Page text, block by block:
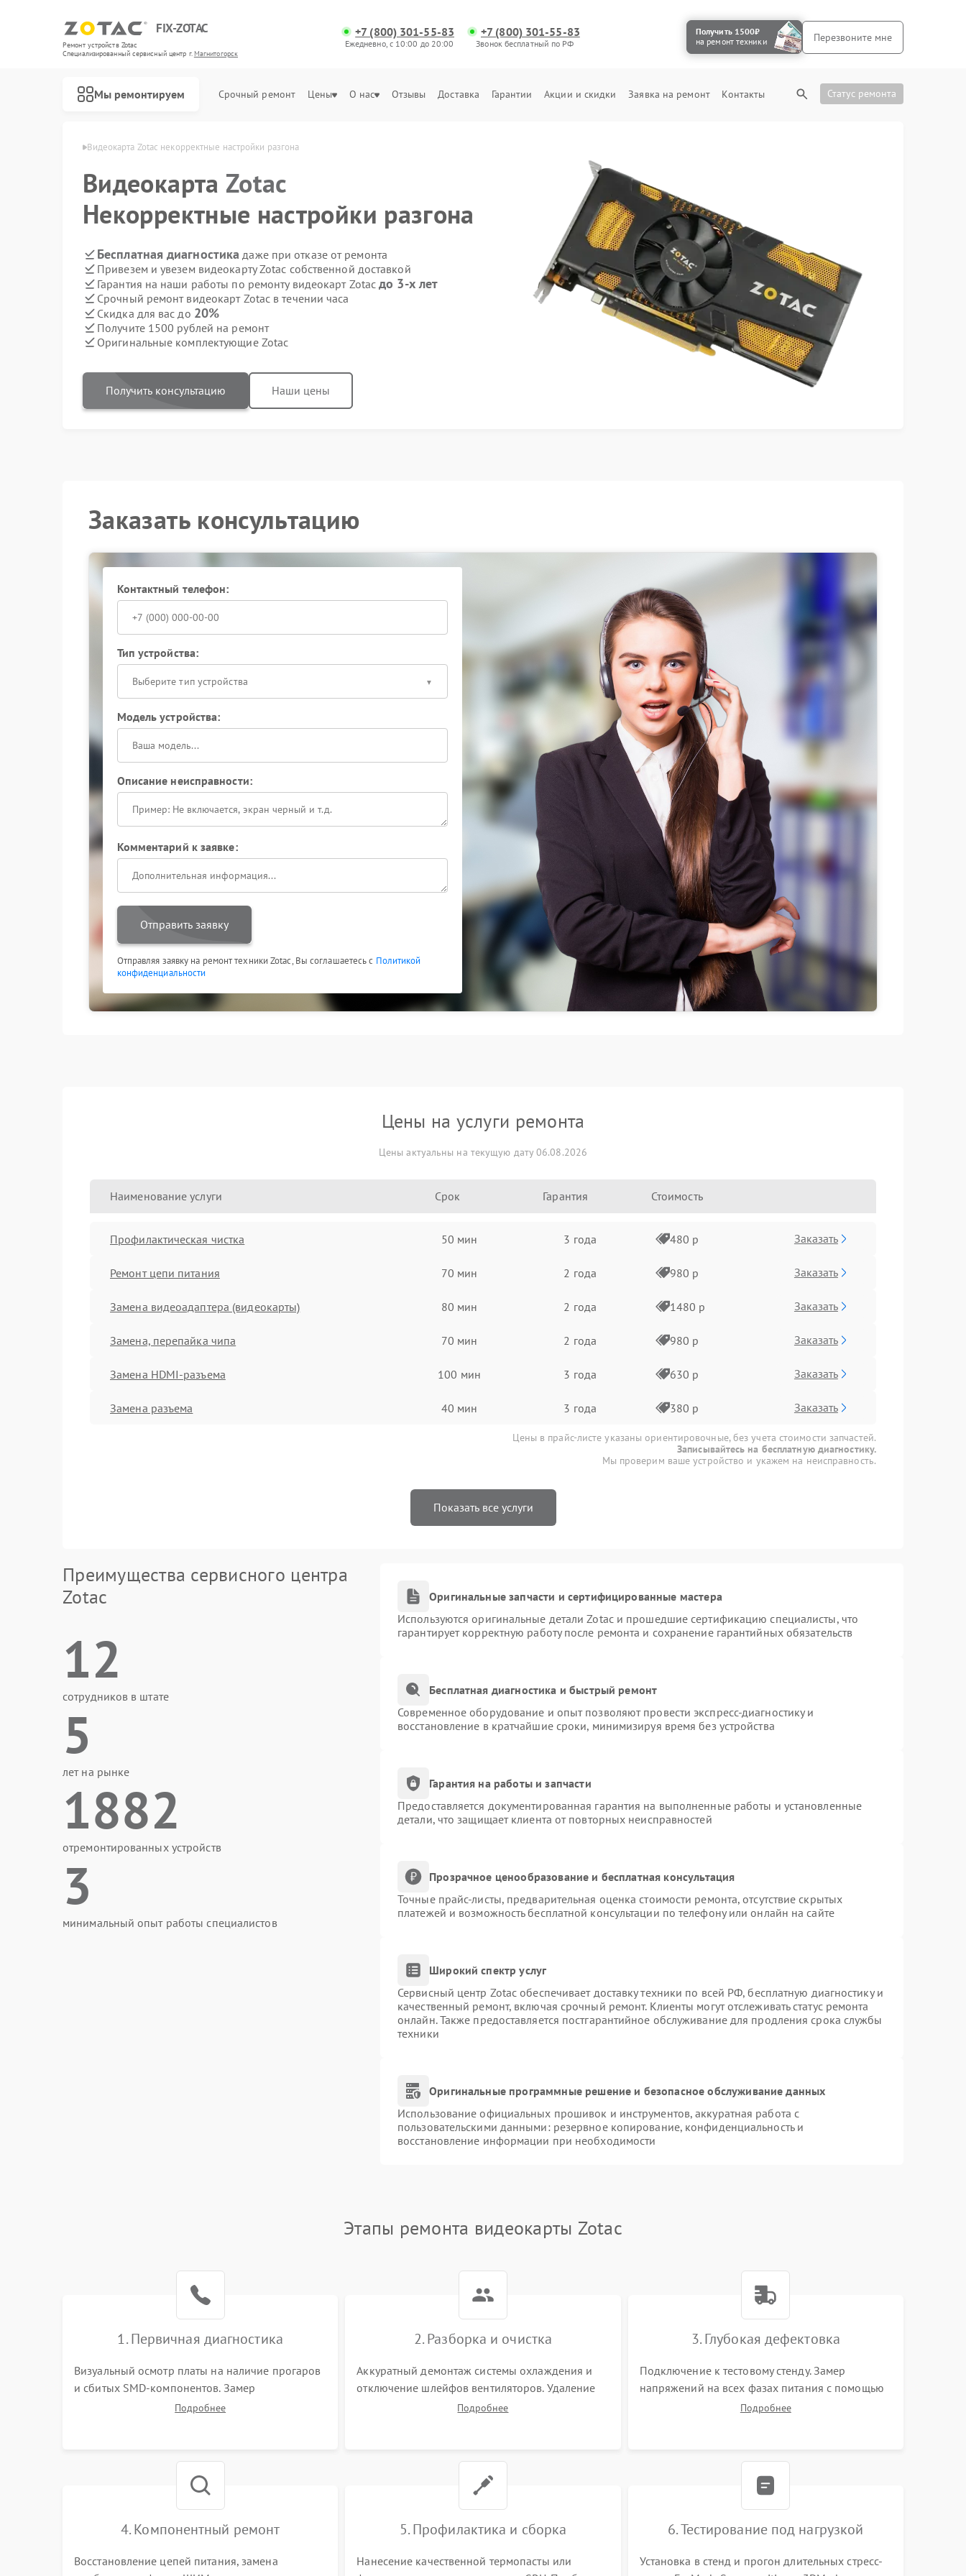
FIX-ZOTAC
Ремонт устройств Zotac
Специализированный cервисный центр г. Магнитогорск
+7 (800) 301-55-83
Ежедневно, с 10:00 до 20:00
+7 (800) 301-55-83
Звонок бесплатный по РФ
Получить 1500₽
на ремонт техники
Перезвоните мне
Мы ремонтируем Срочный ремонт Цены О нас Отзывы Доставка Гарантии Акции и скидки Заявка на ремонт Контакты Статус ремонта
Видеокарта Zotac некорректные настройки разгона
Видеокарта Zotac
Некорректные настройки разгона
Бесплатная диагностика даже при отказе от ремонта
Привезем и увезем видеокарту Zotac собственной доставкой
Гарантия на наши работы по ремонту видеокарт Zotacдо 3-х лет
Срочный ремонт видеокарт Zotac в течении часа
Скидка для вас до 20%
Получите 1500 рублей на ремонт
Оригинальные комплектующие Zotac
Получить консультацию Наши цены
Заказать консультацию
Контактный телефон:
Тип устройства:
Выберите тип устройства
Модель устройства:
Описание неисправности:
Комментарий к заявке:
Отправить заявку
Отправляя заявку на ремонт техники Zotac, Вы соглашаетесь с Политикой
конфиденциальности
Цены на услуги ремонта
Цены актуальны на текущую дату 06.08.2026
Наименование услуги Срок Гарантия Стоимость
Профилактическая чистка 50 мин 3 года 480 р Заказать
Ремонт цепи питания 70 мин 2 года 980 р Заказать
Замена видеоадаптера (видеокарты) 80 мин 2 года 1480 р Заказать
Замена, перепайка чипа 70 мин 2 года 980 р Заказать
Замена HDMI-разъема 100 мин 3 года 630 р Заказать
Замена разъема 40 мин 3 года 380 р Заказать
Цены в прайс-листе указаны ориентировочные, без учета стоимости запчастей.
Записывайтесь на бесплатную диагностику.
Мы проверим ваше устройство и укажем на неисправность.
Показать все услуги
Преимущества сервисного центра
Zotac
12
сотрудников в штате
5
лет на рынке
1882
отремонтированных устройств
3
минимальный опыт работы специалистов
Оригинальные запчасти и сертифицированные мастера
Используются оригинальные детали Zotac и прошедшие сертификацию специалисты, что
гарантирует корректную работу после ремонта и сохранение гарантийных обязательств
Бесплатная диагностика и быстрый ремонт
Современное оборудование и опыт позволяют провести экспресс-диагностику и
восстановление в кратчайшие сроки, минимизируя время без устройства
Гарантия на работы и запчасти
Предоставляется документированная гарантия на выполненные работы и установленные
детали, что защищает клиента от повторных неисправностей
Прозрачное ценообразование и бесплатная консультация
Точные прайс-листы, предварительная оценка стоимости ремонта, отсутствие скрытых
платежей и возможность бесплатной консультации по телефону или онлайн на сайте
Широкий спектр услуг
Сервисный центр Zotac обеспечивает доставку техники по всей РФ, бесплатную диагностику и
качественный ремонт, включая срочный ремонт. Клиенты могут отслеживать статус ремонта
онлайн. Также предоставляется постгарантийное обслуживание для продления срока службы
техники
Оригинальные программные решение и безопасное обслуживание данных
Использование официальных прошивок и инструментов, аккуратная работа с
пользовательскими данными: резервное копирование, конфиденциальность и
восстановление информации при необходимости
Этапы ремонта видеокарты Zotac
1. Первичная диагностика
Визуальный осмотр платы на наличие прогаров
и сбитых SMD-компонентов. Замер
сопротивлений на линиях питания PCI-E и
Подробнее
2. Разборка и очистка
Аккуратный демонтаж системы охлаждения и
отключение шлейфов вентиляторов. Удаление
старой термопасты с кристалла графического
Подробнее
3. Глубокая дефектовка
Подключение к тестовому стенду. Замер
напряжений на всех фазах питания с помощью
осциллографа. Проверка инициализации.
Подробнее
4. Компонентный ремонт
Восстановление цепей питания, замена
5. Профилактика и сборка
Нанесение качественной термопасты или
6. Тестирование под нагрузкой
Установка в стенд и прогон длительных стресс-